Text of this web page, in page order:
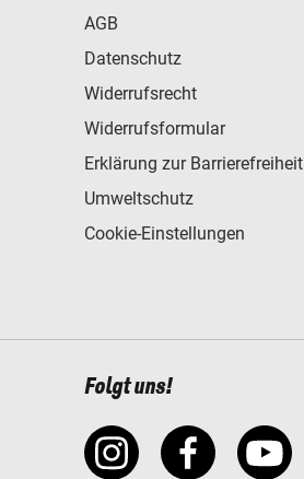
AGB
Datenschutz
Widerrufsrecht
Widerrufsformular
Erklärung zur Barrierefreiheit
Umweltschutz
Cookie-Einstellungen
Folgt uns!